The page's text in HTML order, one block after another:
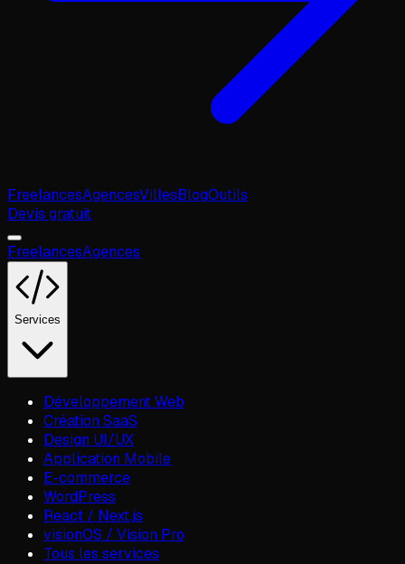
FreelancesAgencesVillesBlogOutils
Devis gratuit
FreelancesAgences
Services
Développement Web
Création SaaS
Design UI/UX
Application Mobile
E-commerce
WordPress
React / Next.js
visionOS / Vision Pro
Tous les services